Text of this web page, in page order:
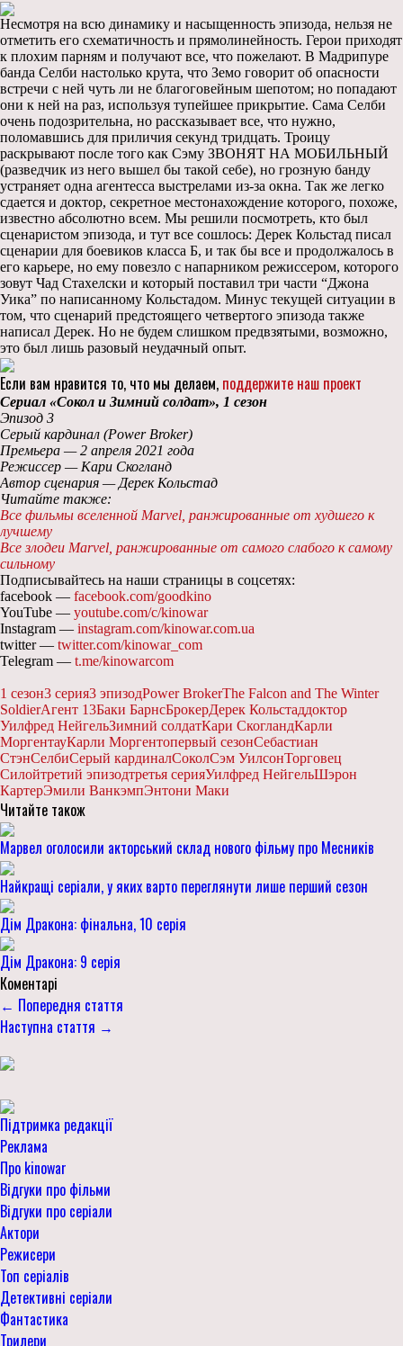
Несмотря на всю динамику и насыщенность эпизода, нельзя не
отметить его схематичность и прямолинейность. Герои приходят
к плохим парням и получают все, что пожелают. В Мадрипуре
банда Селби настолько крута, что Земо говорит об опасности
встречи с ней чуть ли не благоговейным шепотом; но попадают
они к ней на раз, используя тупейшее прикрытие. Сама Селби
очень подозрительна, но рассказывает все, что нужно,
поломавшись для приличия секунд тридцать. Троицу
раскрывают после того как Сэму ЗВОНЯТ НА МОБИЛЬНЫЙ
(разведчик из него вышел бы такой себе), но грозную банду
устраняет одна агентесса выстрелами из-за окна. Так же легко
сдается и доктор, секретное местонахождение которого, похоже,
известно абсолютно всем. Мы решили посмотреть, кто был
сценаристом эпизода, и тут все сошлось: Дерек Кольстад писал
сценарии для боевиков класса Б, и так бы все и продолжалось в
его карьере, но ему повезло с напарником режиссером, которого
зовут Чад Стахелски и который поставил три части “Джона
Уика” по написанному Кольстадом. Минус текущей ситуации в
том, что сценарий предстоящего четвертого эпизода также
написал Дерек. Но не будем слишком предвзятыми, возможно,
это был лишь разовый неудачный опыт.
Если вам нравится то, что мы делаем, поддержите наш проект
Сериал «Сокол и Зимний солдат», 1 сезон
Эпизод 3
Серый кардинал (Power Broker)
Премьера — 2 апреля 2021 года
Режиссер — Кари Скогланд
Автор сценария — Дерек Кольстад
Читайте также:
Все фильмы вселенной Marvel, ранжированные от худшего к
лучшему
Все злодеи Marvel, ранжированные от самого слабого к самому
сильному
Подписывайтесь на наши страницы в соцсетях:
facebook — facebook.com/goodkino
YouTube — youtube.com/c/kinowar
Instagram — instagram.com/kinowar.com.ua
twitter — twitter.com/kinowar_com
Telegram — t.me/kinowarcom
1 сезон3 серия3 эпизодPower BrokerThe Falcon and The Winter
SoldierАгент 13Баки БарнсБрокерДерек Кольстаддоктор
Уилфред НейгельЗимний солдатКари СкогландКарли
МоргентауКарли Моргентопервый сезонСебастиан
СтэнСелбиСерый кардиналСоколСэм УилсонТорговец
Силойтретий эпизодтретья серияУилфред НейгельШэрон
КартерЭмили ВанкэмпЭнтони Маки
Читайте також
Марвел оголосили акторський склад нового фільму про Месників
Найкращі серіали, у яких варто переглянути лише перший сезон
Дім Дракона: фінальна, 10 серія
Дім Дракона: 9 серія
Коментарі
← Попередня стаття
Наступна стаття →
Підтримка редакції
Реклама
Про kinowar
Відгуки про фільми
Відгуки про серіали
Актори
Режисери
Топ серіалів
Детективні серіали
Фантастика
Трилери